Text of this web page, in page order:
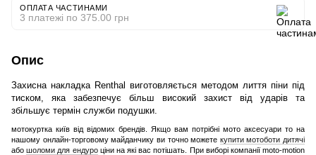
ОПЛАТА ЧАСТИНАМИ
3 платежі по 375.00 грн
Опис
Захисна накладка Renthal виготовляється методом лиття піни під
тиском, яка забезпечує більш високий захист від ударів та
збільшує термін служби подушки.
мотокуртка київ від відомих брендів. Якщо вам потрібні мото аксесуари то на
нашому онлайн-торговому майданчику ви точно можете купити мотоботи дитячі
абошоломи для ендуроціни на які вас потішать. При виборі компанії moto-motion